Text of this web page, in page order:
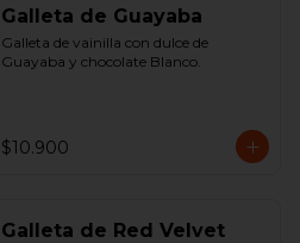
Galleta de Guayaba
Galleta de vainilla con dulce de
Guayaba y chocolate Blanco.
$10.900
Galleta de Red Velvet